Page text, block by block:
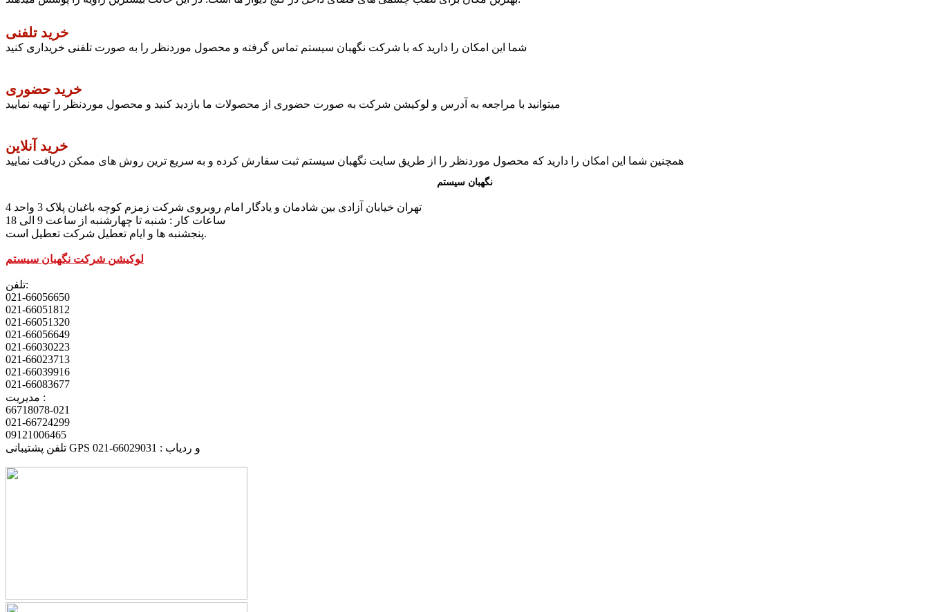
خرید تلفنی
شما این امکان را دارید که با شرکت نگهبان سیستم تماس گرفته و محصول موردنظر را به صورت تلفنی خریداری کنید
خرید حضوری
میتوانید با مراجعه به آدرس و لوکیشن شرکت به صورت حضوری از محصولات ما بازدید کنید و محصول موردنظر را تهیه نمایید
خرید آنلاین
همچنین شما این امکان را دارید که محصول موردنظر را از طریق سایت نگهبان سیستم ثبت سفارش کرده و به سریع ترین روش های ممکن دریافت نمایید
نگهبان سیستم
تهران خیابان آزادی بین شادمان و یادگار امام روبروی شرکت زمزم کوچه باغبان پلاک 3 واحد 4
پنجشنبه ها و ایام تعطیل شرکت تعطیل است.
لوکیشن شرکت نگهبان سیستم
تلفن:
021-66056650
021-66051812
021-66051320
021-66056649
021-66030223
021-66023713
021-66039916
021-66083677
مدیریت :
66718078-021
021-66724299
09121006465
تلفن پشتیبانی GPS و ردیاب : 66029031-021